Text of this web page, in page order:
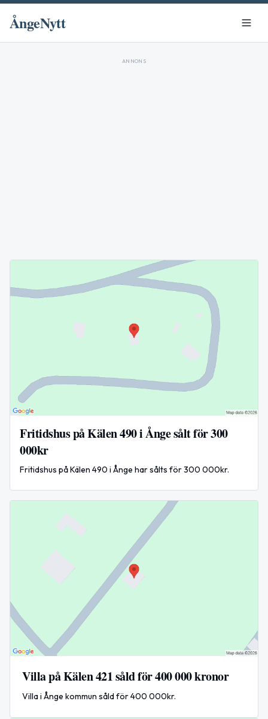
ÅngeNytt
ANNONS
Fritidshus på Kälen 490 i Ånge sålt för 300
000kr
Fritidshus på Kälen 490 i Ånge har sålts för 300 000kr.
Villa på Kälen 421 såld för 400 000 kronor
Villa i Ånge kommun såld för 400 000kr.